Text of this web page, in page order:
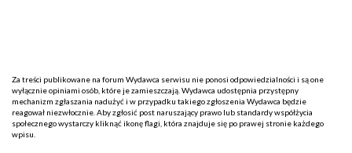
Za treści publikowane na forum Wydawca serwisu nie ponosi odpowiedzialności i są one
wyłącznie opiniami osób, które je zamieszczają. Wydawca udostępnia przystępny
mechanizm zgłaszania nadużyć i w przypadku takiego zgłoszenia Wydawca będzie
reagował niezwłocznie. Aby zgłosić post naruszający prawo lub standardy współżycia
społecznego wystarczy kliknąć ikonę flagi, która znajduje się po prawej stronie każdego
wpisu.